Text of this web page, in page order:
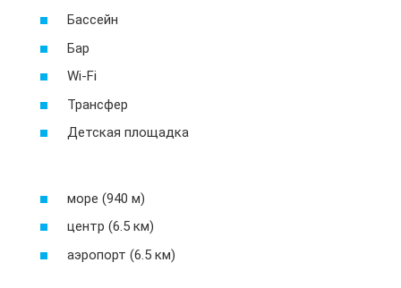
Бассейн
Бар
Wi-Fi
Трансфер
Детская площадка
море (940 м)
центр (6.5 км)
аэропорт (6.5 км)